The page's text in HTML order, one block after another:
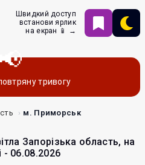
Швидкий доступ
встанови ярлик
на екран 📱 →
тривогу
м. Приморськ
Запорізька область, на
- 06.08.2026